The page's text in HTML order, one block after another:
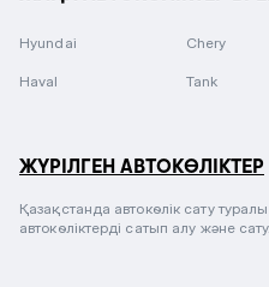
Hyundai Chery
Haval Tank
ЖҮРІЛГЕН АВТОКӨЛІКТЕР
Қазақстанда автокөлік сату
автокөліктерді сатып алу және сату.